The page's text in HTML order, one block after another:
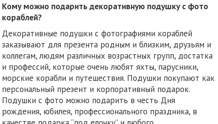
Кому можно подарить декоративную подушку с фото
кораблей?
Декоративные подушки с фотографиями кораблей
заказывают для презента родным и близким, друзьям и
коллегам, людям различных возрастных групп, достатка
и профессий, которые очень любят яхты, парусники,
морские корабли и путешествия. Подушки покупают как
персональный презент и корпоративный подарок.
Подушки с фото можно подарить в честь Дня
рождения, юбилея, профессионального праздника, в